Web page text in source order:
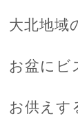
大北地域
お盆にビ
お供えす